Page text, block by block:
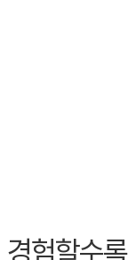
경험할수록